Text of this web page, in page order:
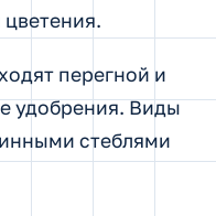
перегной и
удобрения. Виды
стеблями